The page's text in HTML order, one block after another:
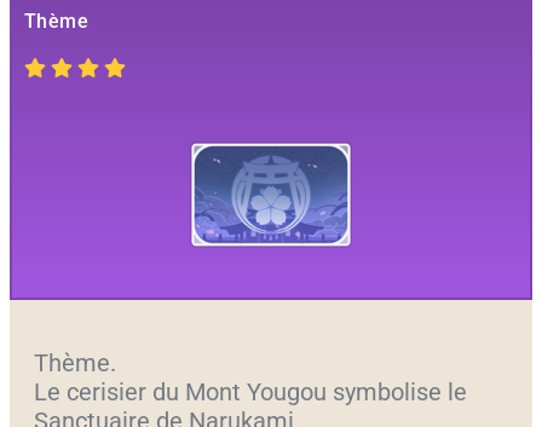
Thème
Thème.
Le cerisier du Mont Yougou symbolise le
Sanctuaire de Narukami.